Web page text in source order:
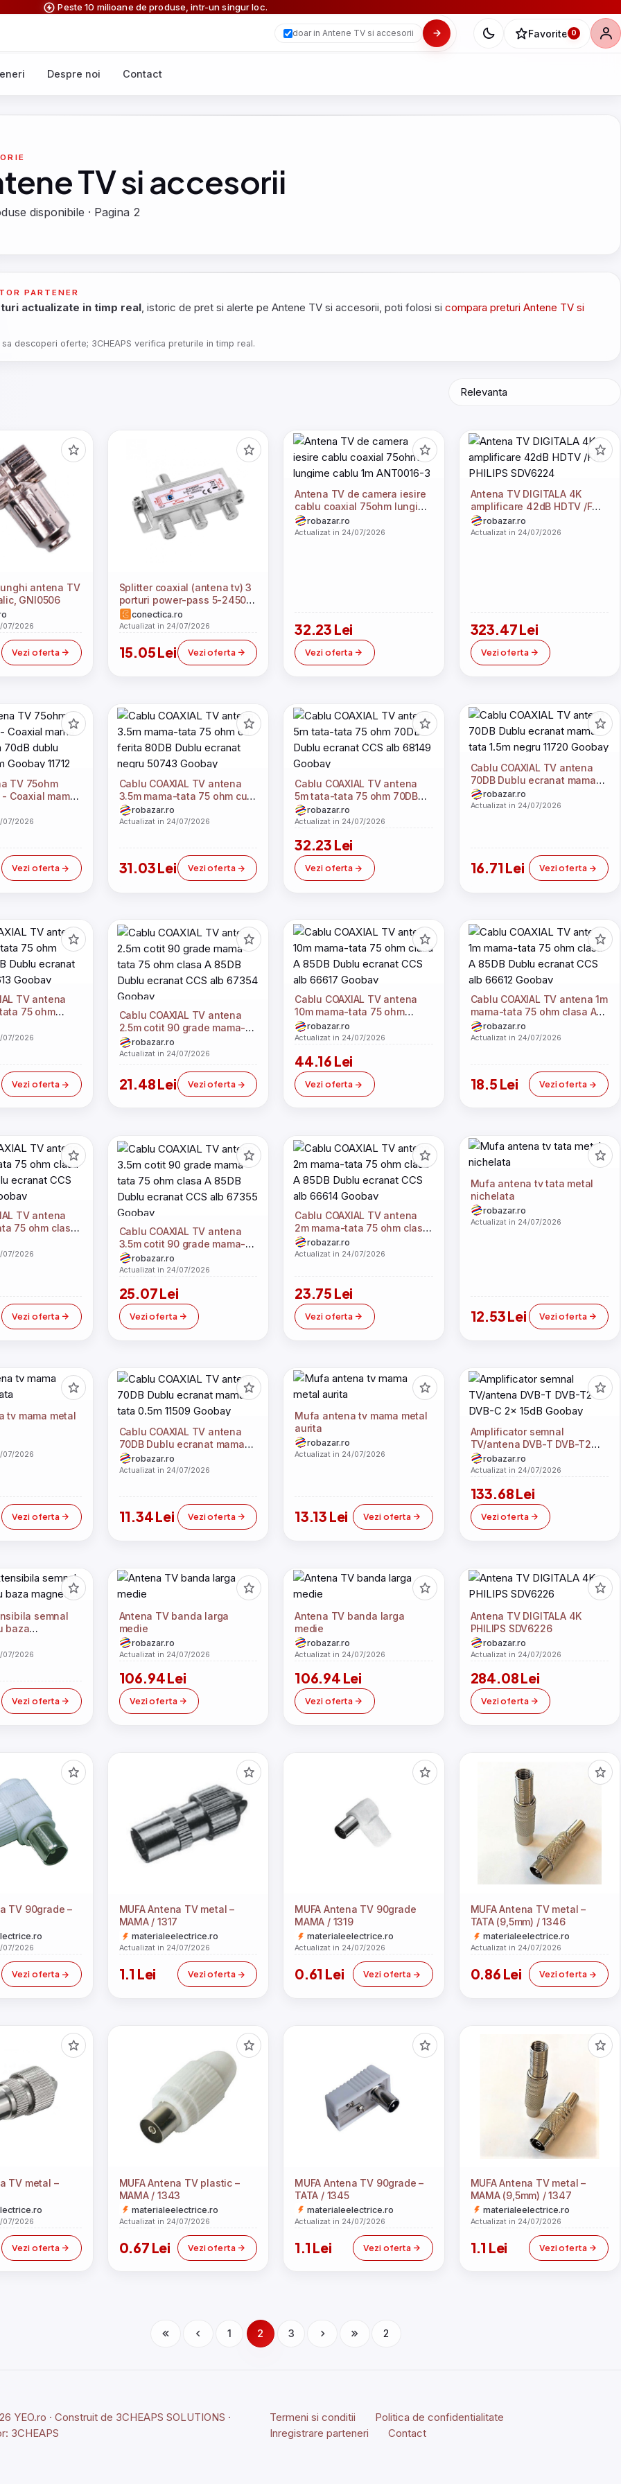
Peste 10 milioane de produse, intr-un singur loc.
doar in Antene TV si accesorii Favorite 0
Despre noi Contact
TV si accesorii
disponibile · Pagina 2
PARTENER
actualizate in timp real, istoric de pret si alerte pe Antene TV si accesorii, poti folosi si compara preturi Antene TV si
sa descoperi oferte; 3CHEAPS verifica preturile in timp real.
antena TV
GNI0506
07/2026
Vezi oferta
Splitter coaxial (antena tv) 3
porturi power-pass 5-2450
MHZ, ZLA0636PP
conectica.ro
Actualizat in 24/07/2026
15.05 Lei Vezi oferta
Antena TV de camera iesire
cablu coaxial 75ohm lungime
cablu 1m ANT0016-3
robazar.ro
Actualizat in 24/07/2026
32.23 Lei
Vezi oferta
Antena TV DIGITALA 4K
amplificare 42dB HDTV /FM
PHILIPS SDV6224
robazar.ro
Actualizat in 24/07/2026
323.47 Lei
Vezi oferta
TV 75ohm
Coaxial mama
70dB dublu
11712
07/2026
Vezi oferta
Cablu COAXIAL TV antena
3.5m mama-tata 75 ohm cu
ferita 80DB Dublu ecranat
negru 50743 Goobay
robazar.ro
Actualizat in 24/07/2026
31.03 Lei Vezi oferta
Cablu COAXIAL TV antena
5m tata-tata 75 ohm 70DB
Dublu ecranat CCS alb 68149
Goobay
robazar.ro
Actualizat in 24/07/2026
32.23 Lei
Vezi oferta
Cablu COAXIAL TV antena
70DB Dublu ecranat mama-
tata 1.5m negru 11720
Goobay
robazar.ro
Actualizat in 24/07/2026
16.71 Lei Vezi oferta
TV antena
75 ohm
Dublu ecranat
Goobay
07/2026
Vezi oferta
Cablu COAXIAL TV antena
2.5m cotit 90 grade mama-
tata 75 ohm clasa A 85DB
Dublu ecranat CCS alb
robazar.ro
Actualizat in 24/07/2026
21.48 Lei Vezi oferta
Cablu COAXIAL TV antena
10m mama-tata 75 ohm
clasa A 85DB Dublu ecranat
CCS alb 66617 Goobay
robazar.ro
Actualizat in 24/07/2026
44.16 Lei
Vezi oferta
Cablu COAXIAL TV antena 1m
mama-tata 75 ohm clasa A
85DB Dublu ecranat CCS alb
66612 Goobay
robazar.ro
Actualizat in 24/07/2026
18.5 Lei Vezi oferta
TV antena
75 ohm clasa
ecranat CCS
07/2026
Vezi oferta
Cablu COAXIAL TV antena
3.5m cotit 90 grade mama-
tata 75 ohm clasa A 85DB
Dublu ecranat CCS alb 67355
robazar.ro
Actualizat in 24/07/2026
25.07 Lei
Vezi oferta
Cablu COAXIAL TV antena
2m mama-tata 75 ohm clasa
A 85DB Dublu ecranat CCS
alb 66614 Goobay
robazar.ro
Actualizat in 24/07/2026
23.75 Lei
Vezi oferta
Mufa antena tv tata metal
nichelata
robazar.ro
Actualizat in 24/07/2026
12.53 Lei Vezi oferta
tv mama metal
07/2026
Vezi oferta
Cablu COAXIAL TV antena
70DB Dublu ecranat mama-
tata 0.5m 11509 Goobay
robazar.ro
Actualizat in 24/07/2026
11.34 Lei Vezi oferta
Mufa antena tv mama metal
aurita
robazar.ro
Actualizat in 24/07/2026
13.13 Lei Vezi oferta
Amplificator semnal
TV/antena DVB-T DVB-T2
DVB-C 2x 15dB Goobay
robazar.ro
Actualizat in 24/07/2026
133.68 Lei
Vezi oferta
semnal
baza
07/2026
Vezi oferta
Antena TV banda larga
medie
robazar.ro
Actualizat in 24/07/2026
106.94 Lei
Vezi oferta
Antena TV banda larga
medie
robazar.ro
Actualizat in 24/07/2026
106.94 Lei
Vezi oferta
Antena TV DIGITALA 4K
PHILIPS SDV6226
robazar.ro
Actualizat in 24/07/2026
284.08 Lei
Vezi oferta
TV 90grade –
07/2026
Vezi oferta
MUFA Antena TV metal –
MAMA / 1317
materialeelectrice.ro
Actualizat in 24/07/2026
1.1 Lei Vezi oferta
MUFA Antena TV 90grade
MAMA / 1319
materialeelectrice.ro
Actualizat in 24/07/2026
0.61 Lei Vezi oferta
MUFA Antena TV metal –
TATA (9,5mm) / 1346
materialeelectrice.ro
Actualizat in 24/07/2026
0.86 Lei Vezi oferta
TV metal –
07/2026
Vezi oferta
MUFA Antena TV plastic –
MAMA / 1343
materialeelectrice.ro
Actualizat in 24/07/2026
0.67 Lei Vezi oferta
MUFA Antena TV 90grade –
TATA / 1345
materialeelectrice.ro
Actualizat in 24/07/2026
1.1 Lei Vezi oferta
MUFA Antena TV metal –
MAMA (9,5mm) / 1347
materialeelectrice.ro
Actualizat in 24/07/2026
1.1 Lei Vezi oferta
1 2 3
YEO.ro · Construit de 3CHEAPS SOLUTIONS ·
3CHEAPS
Termeni si conditii
Politica de confidentialitate
Inregistrare parteneri
Contact